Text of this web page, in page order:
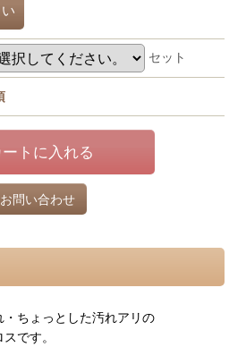
セット
ートに入れる
お問い合わせ
・ちょっとした汚れアリの
です。